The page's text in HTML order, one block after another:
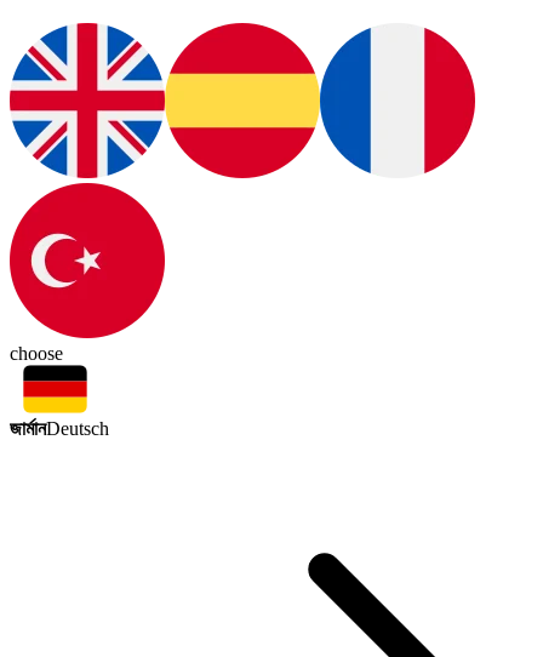
choose
জার্মানDeutsch